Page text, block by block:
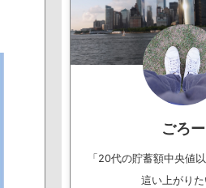
ごろー
「20代の貯蓄額中央値
這い上がりた